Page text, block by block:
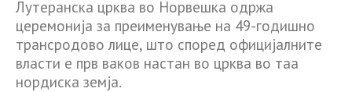
Лутеранска црква во Норвешка одржа
церемонија за преименување на 49-годишно
трансродово лице, што според официјалните
власти е прв ваков настан во црква во таа
нордиска земја.